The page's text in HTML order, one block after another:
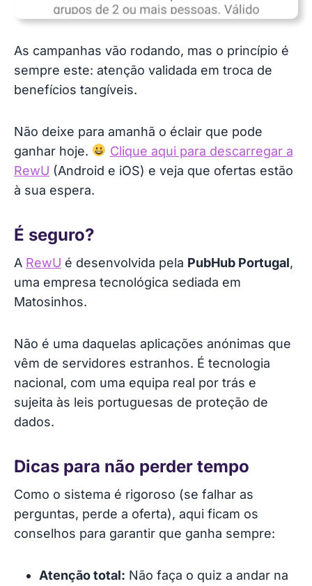
As campanhas vão rodando, mas o princípio é
sempre este: atenção validada em troca de
benefícios tangíveis.
Não deixe para amanhã o éclair que pode
ganhar hoje.
Clique aqui para descarregar a
RewU (Android e iOS) e veja que ofertas estão
à sua espera.
É seguro?
A RewU é desenvolvida pela PubHub Portugal,
uma empresa tecnológica sediada em
Matosinhos.
Não é uma daquelas aplicações anónimas que
vêm de servidores estranhos. É tecnologia
nacional, com uma equipa real por trás e
sujeita às leis portuguesas de proteção de
dados.
Dicas para não perder tempo
Como o sistema é rigoroso (se falhar as
perguntas, perde a oferta), aqui ficam os
conselhos para garantir que ganha sempre:
Atenção total: Não faça o quiz a andar na